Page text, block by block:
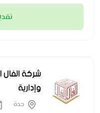
شركة الفال
وإدارية
جدة